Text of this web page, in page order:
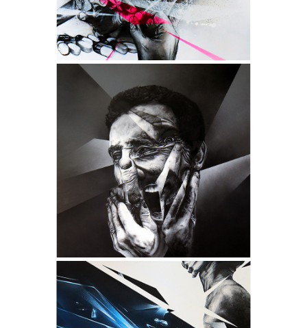
- Techniques : Encres, Acrylique,
Aérosols et Produits chimiques -
- Châssis conçu sur mesure en
MERANTI authentique -
CONFORMISM
- Collection "Fragments" -
- Dimensions : 130 x 130 cm -
- Techniques : Encres, Acrylique,
Aérosols et Produits chimiques -
- Châssis conçu sur mesure en
MERANTI authentique -